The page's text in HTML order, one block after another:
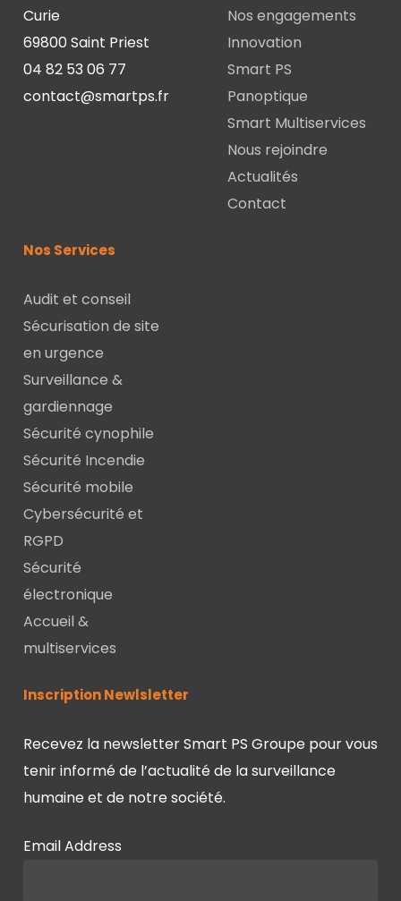
Curie
69800 Saint Priest
04 82 53 06 77
contact@smartps.fr
Nos engagements
Innovation
Smart PS
Panoptique
Smart Multiservices
Nous rejoindre
Actualités
Contact
Nos Services
Audit et conseil
Sécurisation de site
en urgence
Surveillance &
gardiennage
Sécurité cynophile
Sécurité Incendie
Sécurité mobile
Cybersécurité et
RGPD
Sécurité
électronique
Accueil &
multiservices
Inscription Newlsletter
Recevez la newsletter Smart PS Groupe pour vous
tenir informé de l’actualité de la surveillance
humaine et de notre société.
Email Address